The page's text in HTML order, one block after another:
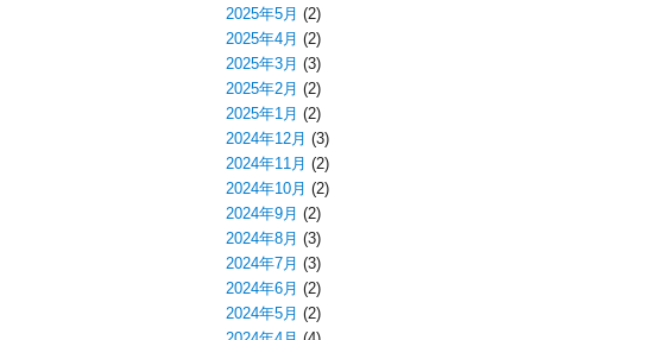
2025年5月 (2)
2025年4月 (2)
2025年3月 (3)
2025年2月 (2)
2025年1月 (2)
2024年12月 (3)
2024年11月 (2)
2024年10月 (2)
2024年9月 (2)
2024年8月 (3)
2024年7月 (3)
2024年6月 (2)
2024年5月 (2)